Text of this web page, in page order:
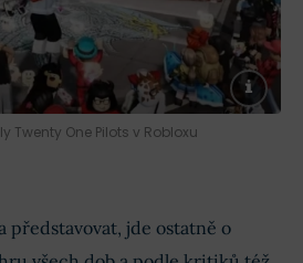
Twenty One Pilots v Robloxu
představovat, jde ostatně o